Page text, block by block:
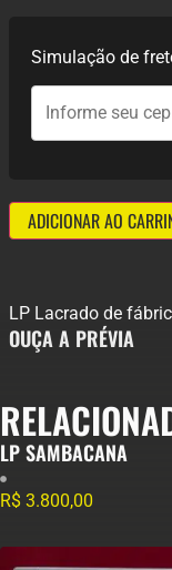
Simulação de
ADICIONAR AO
LP Lacrado de
OUÇA A PRÉVIA
LP SAMBACANA
R$ 3.800,00